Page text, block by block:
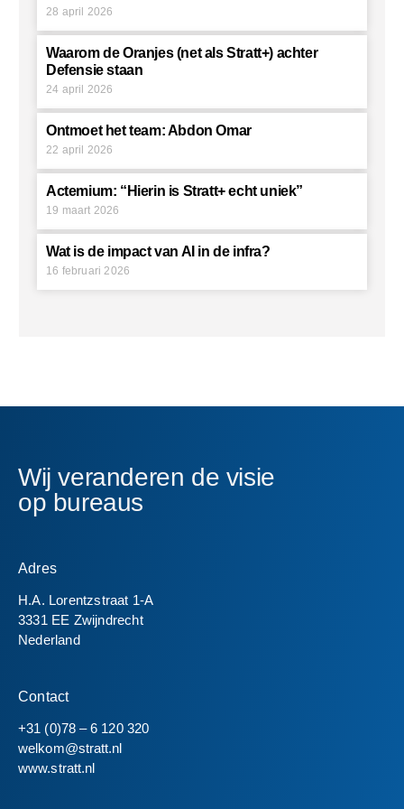
28 april 2026
Waarom de Oranjes (net als Stratt+) achter
Defensie staan
24 april 2026
Ontmoet het team: Abdon Omar
22 april 2026
Actemium: “Hierin is Stratt+ echt uniek”
19 maart 2026
Wat is de impact van AI in de infra?
16 februari 2026
Wijveranderen de visie
op bureaus
Adres
H.A. Lorentzstraat 1-A
3331 EE Zwijndrecht
Nederland
Contact
+31 (0)78 – 6 120 320
welkom@stratt.nl
www.stratt.nl